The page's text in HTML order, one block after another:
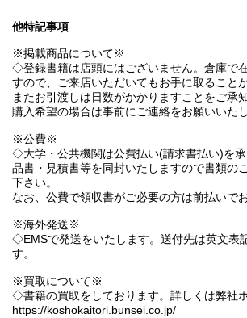
他特記事項
※掲載商品について※
◇登録書籍は店頭にはございません。倉庫で
すので、ご来店いただいてもお手に取ること
またお引渡しは日数がかかりますことをご承
購入希望の場合は事前にご連絡をお願いいたし
※公費※
◇大学・公共機関は公費払い(請求書払い)を
品書・見積書等を同封いたしますので書類の
下さい。
なお、公費で領収書がご必要の方は前払いで
※海外発送※
◇EMSで発送をいたします。送付先は英文表
す。
※買取について※
◇書籍の買取をしております。詳しくは弊社
https://koshokaitori.bunsei.co.jp/